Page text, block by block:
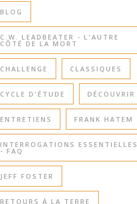
BLOG
C.W. LEADBEATER - L'AUTRE
CÔTÉ DE LA MORT
CHALLENGE CLASSIQUES
CYCLE D'ÉTUDE DÉCOUVRIR
ENTRETIENS FRANK HATEM
INTERROGATIONS ESSENTIELLES
- FAQ
JEFF FOSTER
RETOURS À LA TERRE